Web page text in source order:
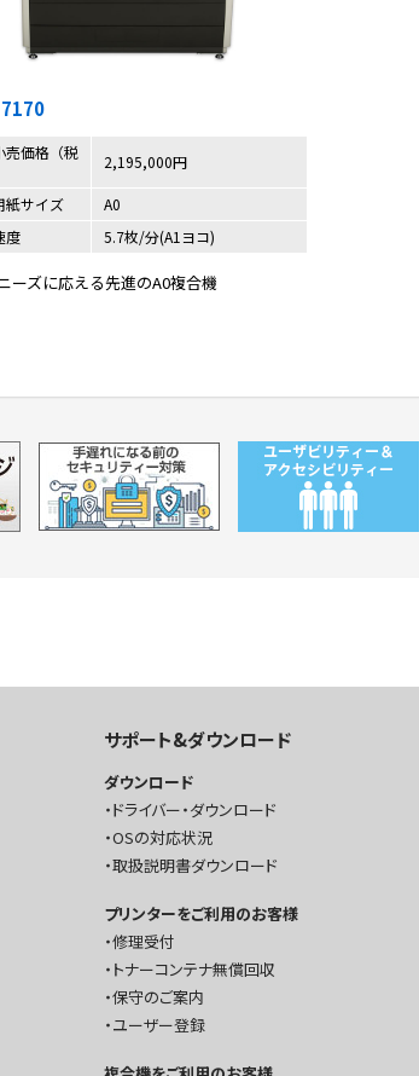
売価格（税
2,195,000円
紙サイズ
A0
度
5.7枚/分(A1ヨコ)
ーズに応える先進のA0複合機
サポート&ダウンロード
ダウンロード
ドライバー・ダウンロード
OSの対応状況
取扱説明書ダウンロード
プリンターをご利用のお客様
修理受付
トナーコンテナ無償回収
保守のご案内
ユーザー登録